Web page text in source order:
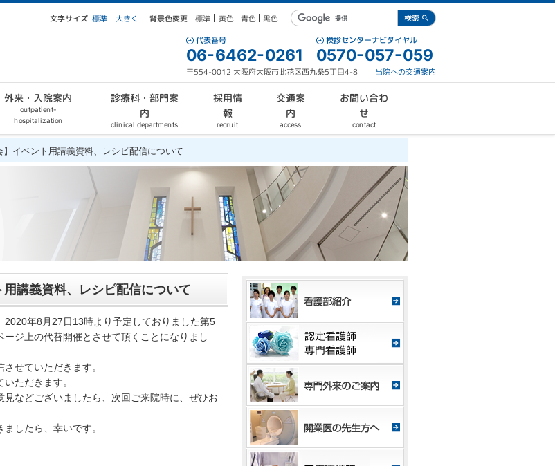
文字サイズ 標準 ｜ 大きく 背景色変更 標準 黄色 青色 黒色
代表番号
06-6462-0261
検診センターナビダイヤル
0570-057-059
〒554-0012 大阪府大阪市此花区西九条5丁目4-8 当院への交通案内
外来・入院案内
outpatient-
hospitalization
診療科・部門案
内
clinical departments
採用情
報
recruit
交通案
内
access
お問い合わ
せ
contact
イベント用講義資料、レシピ配信について
講義資料、レシピ配信について
年8月27日13時より予定しておりました第5
ジ上の代替開催とさせて頂くことになりまし
せていただきます。
ただきます。
などございましたら、次回ご来院時に、ぜひお
したら、幸いです。